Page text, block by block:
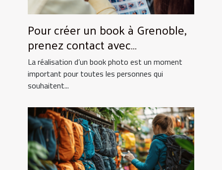
Pour créer un book à Grenoble,
prenez contact avec
UtopikPhoto !
La réalisation d’un book photo est un moment
important pour toutes les personnes qui
souhaitent...